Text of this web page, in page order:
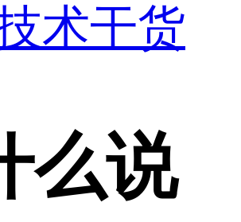
术干货
么说